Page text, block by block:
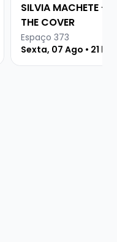
SILVIA MACHETE -
THE COVER
Espaço 373
Sexta, 07 Ago • 21